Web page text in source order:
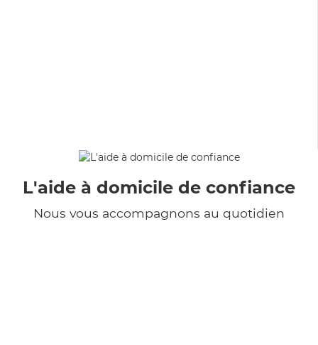
L'aide à domicile de confiance
Nous vous accompagnons au quotidien